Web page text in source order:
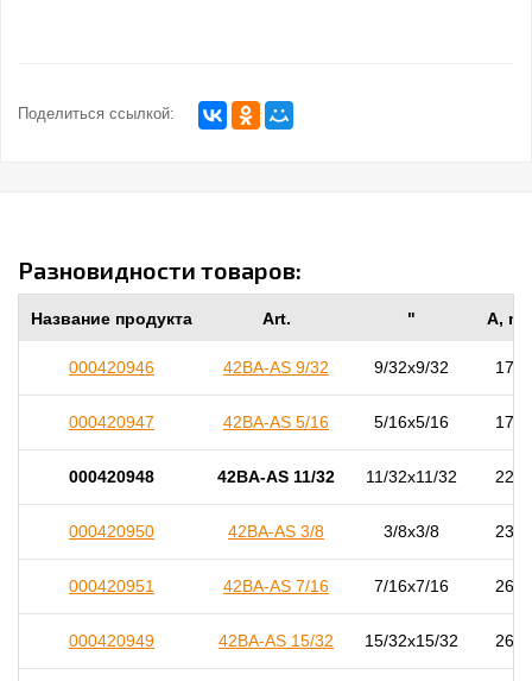
Поделиться ссылкой:
Разновидности товаров:
Название продукта Art. " A,
000420946 42BA-AS 9/32 9/32x9/32 17,0
000420947 42BA-AS 5/16 5/16x5/16 17,0
000420948 42BA-AS 11/32 11/32x11/32 22,0
000420950 42BA-AS 3/8 3/8x3/8 23,0
000420951 42BA-AS 7/16 7/16x7/16 26,5
000420949 42BA-AS 15/32 15/32x15/32 26,0